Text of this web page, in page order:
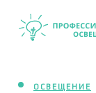
ОСВЕЩЕНИЕ